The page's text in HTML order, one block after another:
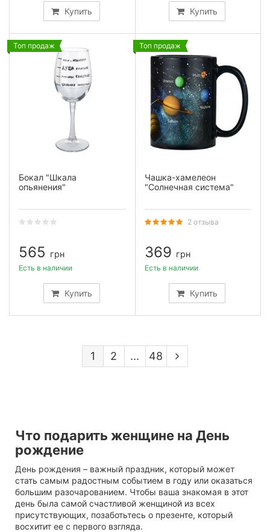
Что подарить женщине на День
рождение
День рождения – важный праздник, который может
стать самым радостным событием в году или оказаться
большим разочарованием. Чтобы ваша знакомая в этот
день была самой счастливой женщиной из всех
присутствующих, позаботьтесь о презенте, который
восхитит ее с первого взгляда.
Купить Купить
Топ продаж
Бокал "Шкала
опьянения"
565 грн
Купить
Есть в наличии
Топ продаж
Чашка-хамелеон
"Солнечная система"
2 отзыва
369 грн
Купить
Есть в наличии
1 2 ... 48